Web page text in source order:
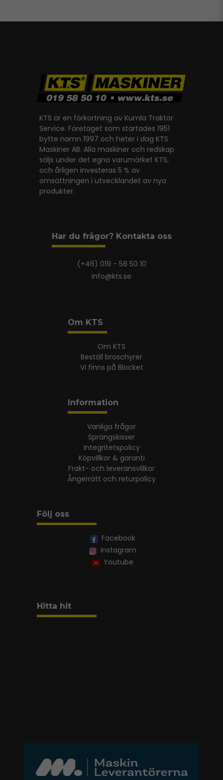
KTS är en förkortning av Kumla Traktor
Service. Företaget som startades 1951
bytte namn 1997 och heter i dag KTS
Maskiner AB. Alla maskiner och redskap
säljs under det egna varumärket KTS,
och årligen investeras 5 % av
omsättningen i utvecklandet av nya
produkter.
Har du frågor? Kontakta oss
(+46) 019 - 58 50 10
info@kts.se
Om KTS
Om KTS
Beställ broschyrer
Vi finns på Blocket
Information
Vanliga frågor
Sprängskisser
Integritetspolicy
Köpvillkor & garanti
Frakt- och leveransvillkor
Ångerrätt och returpolicy
Följ oss
Facebook
Instagram
Youtube
Hitta hit